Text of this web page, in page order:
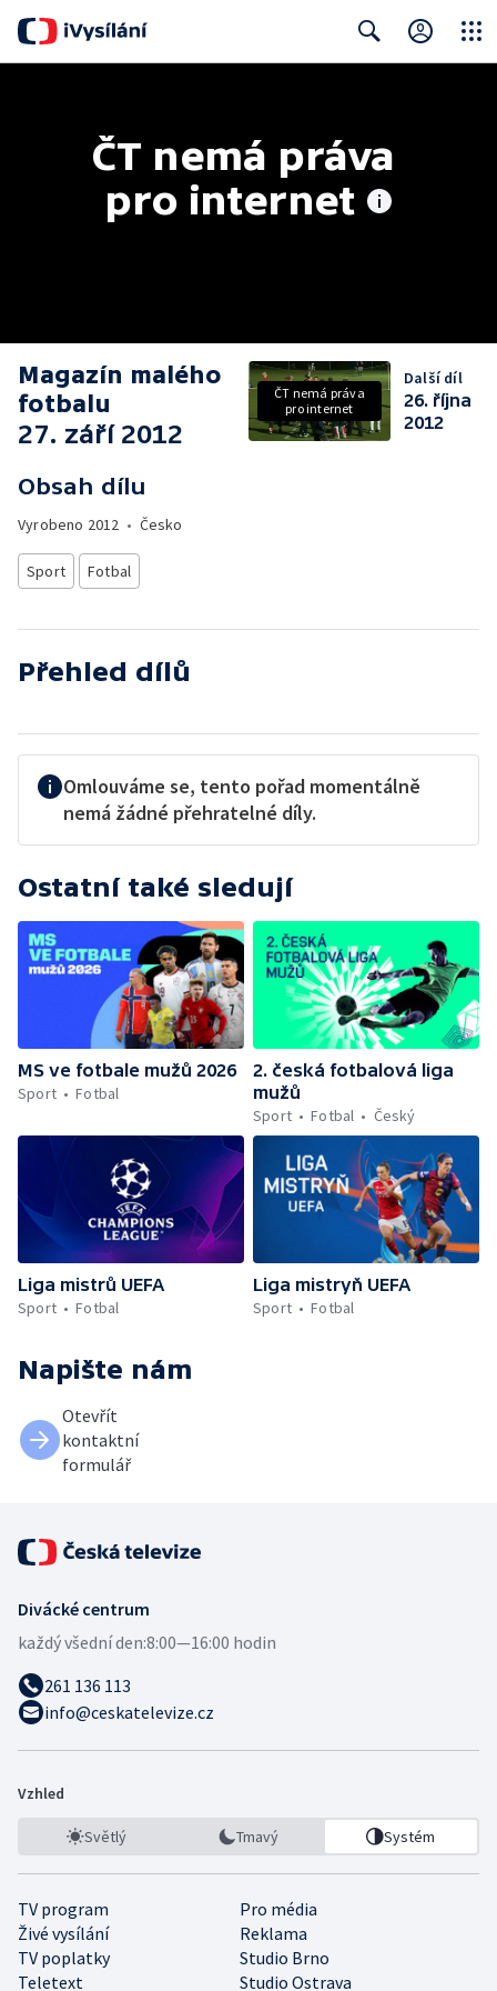
ČT nemá práva
pro internet
Magazín malého
fotbalu
27. září 2012
Obsah dílu
Vyrobeno 2012 • Česko
Sport Fotbal
ČT nemá práva
pro internet
Další díl
26. října
2012
Přehled dílů
Omlouváme se, tento pořad momentálně
nemá žádné přehratelné díly.
Ostatní také sledují
MS ve fotbale mužů 2026
Sport
Fotbal
2. česká fotbalová liga
mužů
Sport
Fotbal Český
Liga mistrů UEFA
Sport
Fotbal
Liga mistryň UEFA
Sport
Fotbal
Napište nám
Otevřít
kontaktní
formulář
Divácké centrum
každý všední den:8:00—16:00 hodin
261 136 113
info@ceskatelevize.cz
Vzhled
Světlý Tmavý Systém
TV program
Pro média
Živé vysílání
Reklama
TV poplatky
Studio Brno
Teletext
Studio Ostrava